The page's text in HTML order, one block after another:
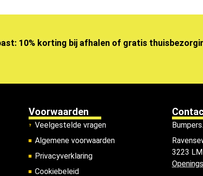
10% korting bij afhalen of gratis
Voorwaarden
Veelgestelde vragen
Algemene voorwaarden
Privacyverklaring
Cookiebeleid
3223 LM